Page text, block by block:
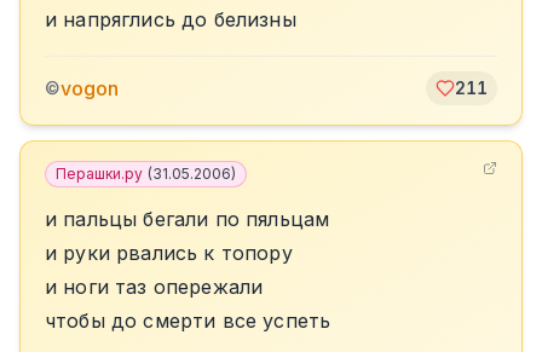
и напряглись до белизны
©vogon 211
Перашки.ру (31.05.2006)
и пальцы бегали по пяльцам
и руки рвались к топору
и ноги таз опережали
чтобы до смерти все успеть